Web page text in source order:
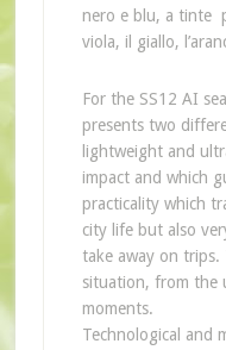
nero e blu, a tinte
viola, il giallo,
For the SS12 AI
presents two
lightweight and
impact and which
practicality which
city life but also
take away on
situation, from the
moments.
Technological and